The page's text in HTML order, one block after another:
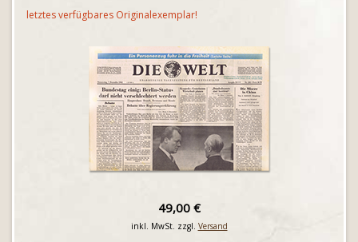
letztes verfügbares Originalexemplar!
49,00 €
inkl. MwSt. zzgl. Versand